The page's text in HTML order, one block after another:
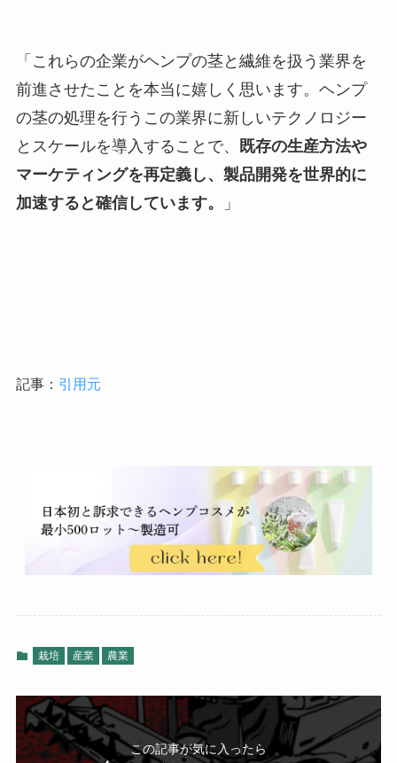
「これらの企業がヘンプの茎と繊維を扱う業界を
前進させたことを本当に嬉しく思います。ヘンプ
の茎の処理を行うこの業界に新しいテクノロジー
とスケールを導入することで、
既存の生産方法や
マーケティングを再定義し、製品開発を世界的に
加速すると確信しています。
」
記事： 引用元
栽培 産業 農業
この記事が気に入ったら